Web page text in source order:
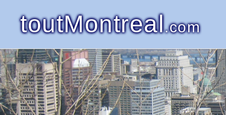
toutMontreal.com